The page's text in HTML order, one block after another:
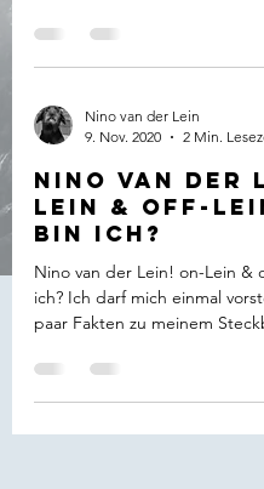
Nino van der Lein
9. Nov. 2020
2 Min.
Nino van der
Lein & off-
bin ich?
Nino van der Lein! on-Lein &
ich? Ich darf mich einmal vorstellen; mit ein
paar Fakten zu meinem